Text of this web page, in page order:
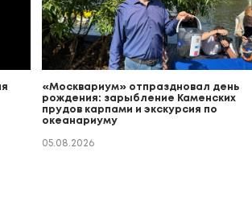
«Москвариум» отпраздновал день
рождения: зарыбление Каменских
прудов карпами и экскурсия по
океанариуму
05.08.2026